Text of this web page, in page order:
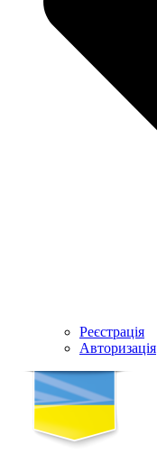
Реєстрація
Авторизація